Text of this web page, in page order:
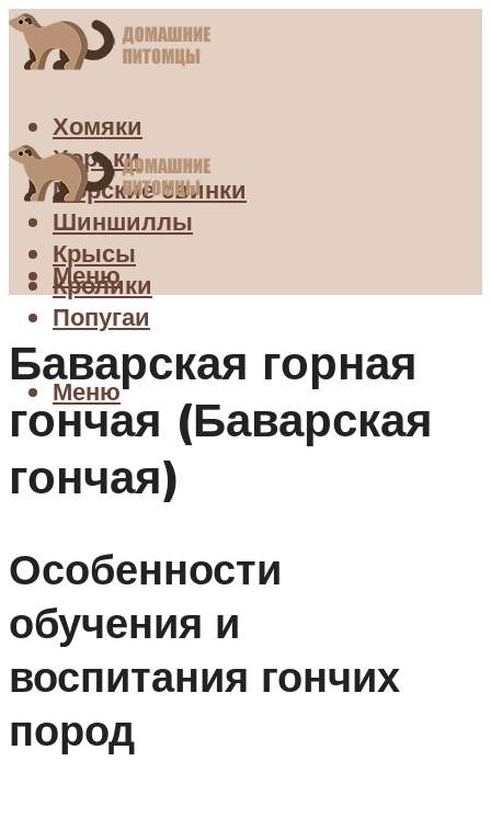
Хомяки
Хорьки
Морские свинки
Шиншиллы
Крысы
Кролики
Попугаи
Меню
Меню
Баварская горная
гончая (Баварская
гончая)
Особенности
обучения и
воспитания гончих
пород